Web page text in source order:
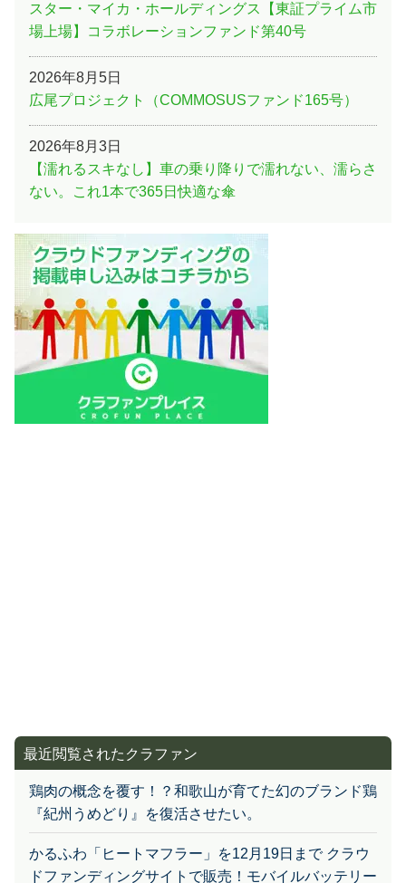
スター・マイカ・ホールディングス【東証プライム市
場上場】コラボレーションファンド第40号
2026年8月5日
広尾プロジェクト（COMMOSUSファンド165号）
2026年8月3日
【濡れるスキなし】車の乗り降りで濡れない、濡らさ
ない。これ1本で365日快適な傘
鶏肉の概念を覆す！？和歌山が育てた幻のブランド鶏
『紀州うめどり』を復活させたい。
かるふわ「ヒートマフラー」を12月19日まで クラウ
ドファンディングサイトで販売！モバイルバッテリー
付き！